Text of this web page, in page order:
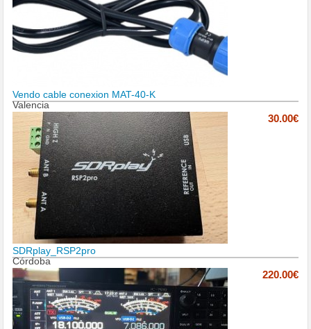
Vendo cable conexion MAT-40-K
Valencia
30.00€
SDRplay_RSP2pro
Córdoba
220.00€